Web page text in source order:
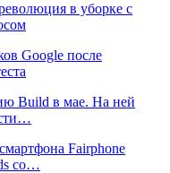
в уборке с
Google после
Build в мае. На ней
Fairphone
со…